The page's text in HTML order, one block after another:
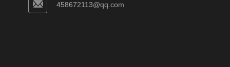
458672113@qq.com